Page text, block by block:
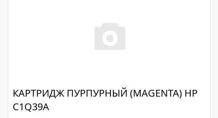
КАРТРИДЖ ПУРПУРНЫЙ (MAGENTA) HP
C1Q39A